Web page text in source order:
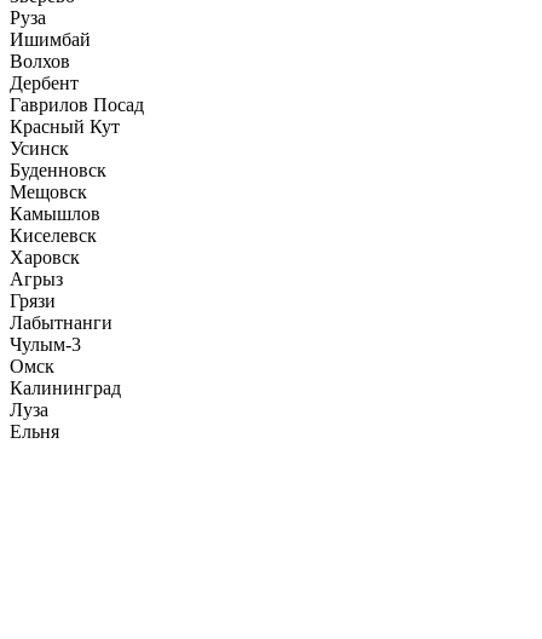
Руза
Ишимбай
Волхов
Дербент
Гаврилов Посад
Красный Кут
Усинск
Буденновск
Мещовск
Камышлов
Киселевск
Харовск
Агрыз
Грязи
Лабытнанги
Чулым-3
Омск
Калининград
Луза
Ельня